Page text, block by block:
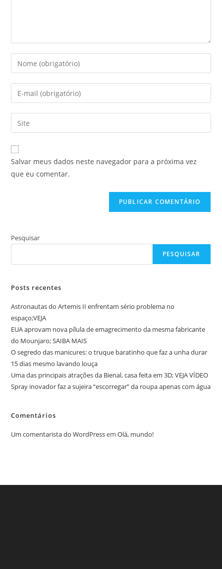
Digite
seu
nome
ou
de
usuário
para
comentar
Digite
seu
endereço
de
mail
para
comentar
Digite
o
URL
do
site
Salvar meus dados neste navegador para a próxima vez
que eu comentar.
Pesquisar
PESQUISAR
Posts recentes
Astronautas do Artemis II enfrentam sério problema no
espaço;VEJA
EUA aprovam nova pílula de emagrecimento da mesma fabricante
do Mounjaro; SAIBA MAIS
O segredo das manicures: o truque baratinho que faz a unha durar
15 dias mesmo lavando louça
Uma das principais atrações da Bienal, casa feita em 3D; VEJA VÍDEO
Spray inovador faz a sujeira “escorregar” da roupa apenas com água
Comentários
Um comentarista do WordPressemOlá, mundo!